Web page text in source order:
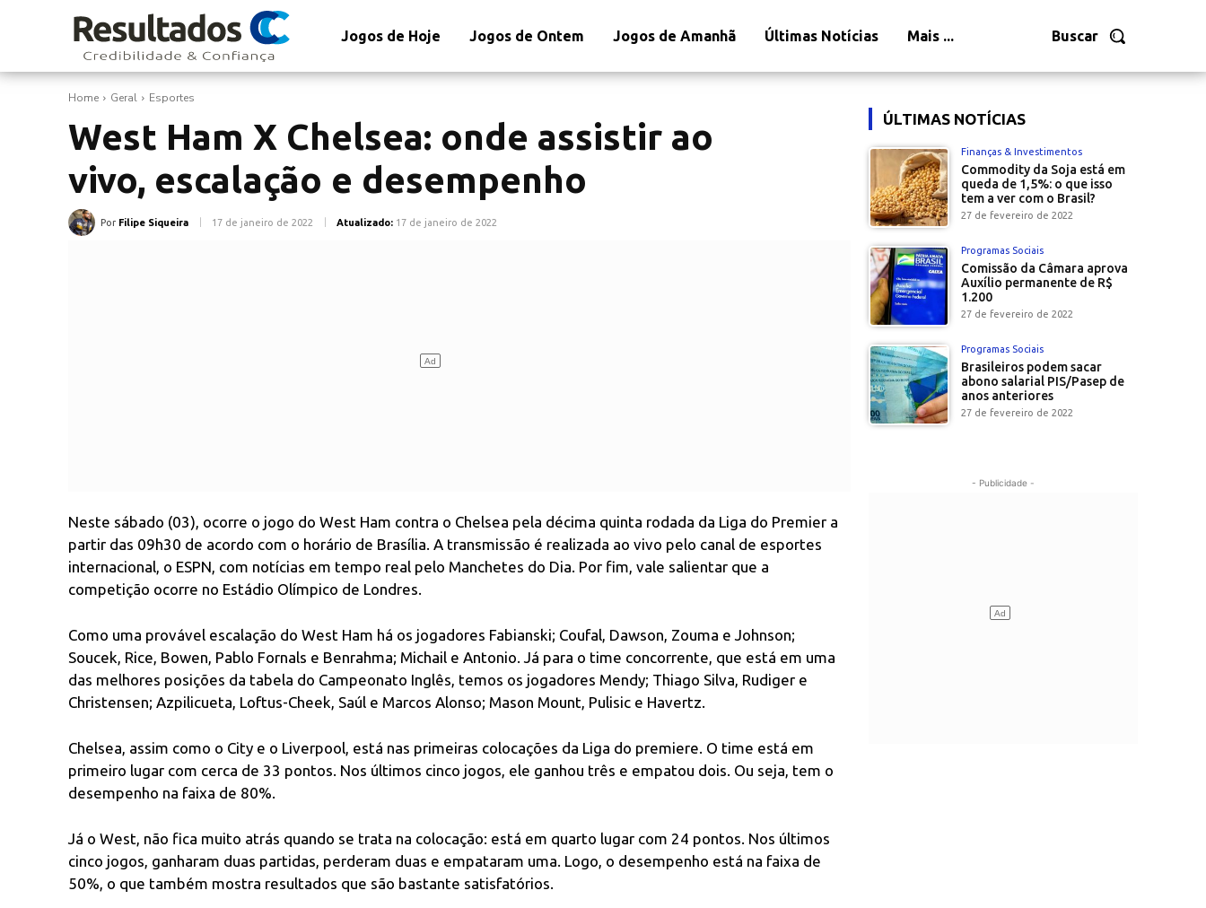
Buscar
Jogos de Hoje Jogos de Ontem Jogos de Amanhã Últimas Notícias Mais ...
Home Geral Esportes
West Ham X Chelsea: onde assistir ao
vivo, escalação e desempenho
Por Filipe Siqueira 17 de janeiro de 2022 Atualizado: 17 de janeiro de 2022
Neste sábado (03), ocorre o jogo do West Ham contra o Chelsea pela décima quinta rodada da Liga do Premier a
partir das 09h30 de acordo com o horário de Brasília. A transmissão é realizada ao vivo pelo canal de esportes
internacional, o ESPN, com notícias em tempo real pelo Manchetes do Dia. Por fim, vale salientar que a
competição ocorre no Estádio Olímpico de Londres.
Como uma provável escalação do West Ham há os jogadores Fabianski; Coufal, Dawson, Zouma e Johnson;
Soucek, Rice, Bowen, Pablo Fornals e Benrahma; Michail e Antonio. Já para o time concorrente, que está em uma
das melhores posições da tabela do Campeonato Inglês, temos os jogadores Mendy; Thiago Silva, Rudiger e
Christensen; Azpilicueta, Loftus-Cheek, Saúl e Marcos Alonso; Mason Mount, Pulisic e Havertz.
Chelsea, assim como o City e o Liverpool, está nas primeiras colocações da Liga do premiere. O time está em
primeiro lugar com cerca de 33 pontos. Nos últimos cinco jogos, ele ganhou três e empatou dois. Ou seja, tem o
desempenho na faixa de 80%.
Já o West, não fica muito atrás quando se trata na colocação: está em quarto lugar com 24 pontos. Nos últimos
cinco jogos, ganharam duas partidas, perderam duas e empataram uma. Logo, o desempenho está na faixa de
50%, o que também mostra resultados que são bastante satisfatórios.
ÚLTIMAS NOTÍCIAS
Finanças & Investimentos
Commodity da Soja está em
queda de 1,5%: o que isso
tem a ver com o Brasil?
27 de fevereiro de 2022
Programas Sociais
Comissão da Câmara aprova
Auxílio permanente de R$
1.200
27 de fevereiro de 2022
Programas Sociais
Brasileiros podem sacar
abono salarial PIS/Pasep de
anos anteriores
27 de fevereiro de 2022
- Publicidade -